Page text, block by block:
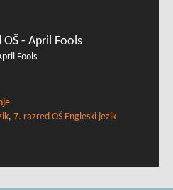
OŠ - April Fools
Fools
, 7. razred OŠ Engleski jezik